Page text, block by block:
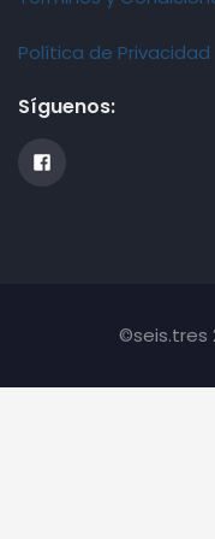
Política de Privacidad
Síguenos:
©seis.tres